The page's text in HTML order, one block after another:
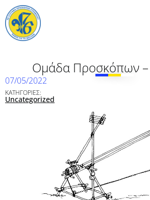
Ομάδα Προσκόπων –
07/05/2022
ΚΑΤΗΓΟΡΙΕΣ:
Uncategorized